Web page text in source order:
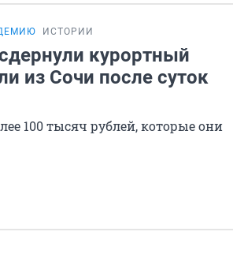
ИСТОРИИ
курортный
из Сочи после суток
100 тысяч рублей, которые они